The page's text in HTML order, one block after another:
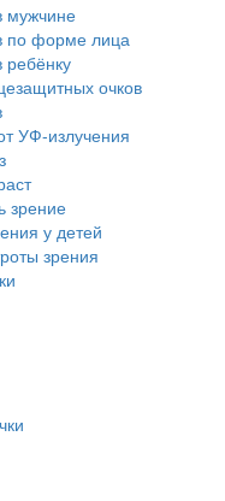
мужчине
по форме лица
ребёнку
очков
УФ-излучения
зрение
у детей
зрения